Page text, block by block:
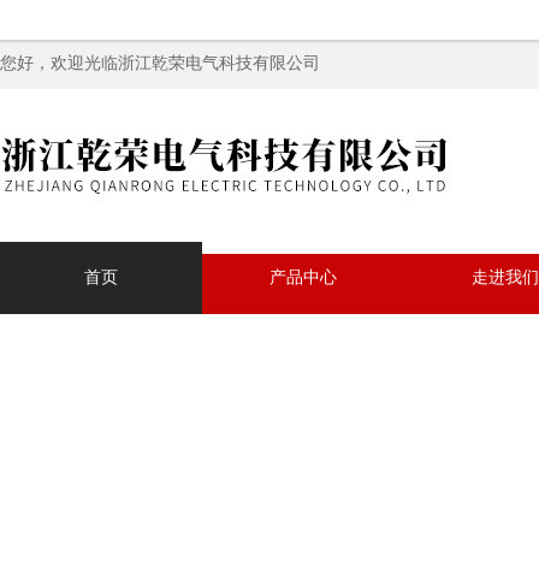
您好，欢迎光临浙江乾荣电气科技有限公司
首页 产品中心 走进我们